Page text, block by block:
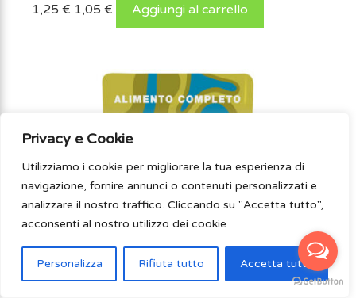
Privacy e Cookie
Utilizziamo i cookie per migliorare la tua esperienza di
navigazione, fornire annunci o contenuti personalizzati e
analizzare il nostro traffico. Cliccando su "Accetta tutto",
acconsenti al nostro utilizzo dei cookie
Personalizza Rifiuta tutto Accetta tutto
1,25€ 1,05 € Aggiungi al carrello